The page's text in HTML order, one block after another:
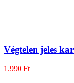
Végtelen jeles
1.990 Ft